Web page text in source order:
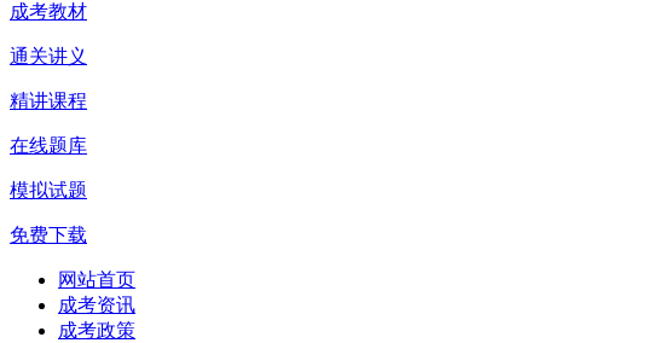
成考教材
通关讲义
精讲课程
在线题库
模拟试题
免费下载
网站首页
成考资讯
成考政策